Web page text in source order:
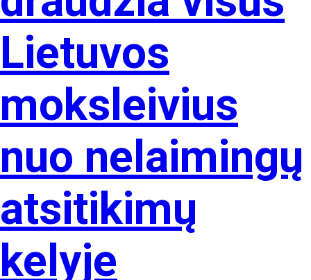
Lietuvos
moksleivius
nuo nelaimingų
atsitikimų
kelyje